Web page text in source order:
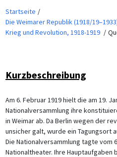
Startseite
Die Weimarer Republik (1918/
Krieg und Revolution, 1918-1919
Kurzbeschreibung
Am 6. Februar 1919 hielt die am 19.
Nationalversammlung ihre
in Weimar ab. Da Berlin wegen der
unsicher galt, wurde ein Tagungsort
Die Nationalversammlung tagte vom
Nationaltheater. Ihre Hauptaufgaben